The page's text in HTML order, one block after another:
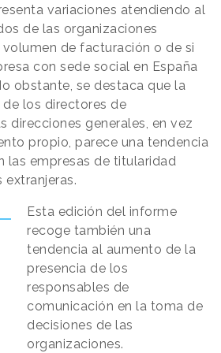
variaciones atendiendo al
de las organizaciones
volumen de facturación o de si
con sede social en España
obstante, se destaca que la
los directores de
direcciones generales, en vez
propio, parece una tendencia
las empresas de titularidad
extranjeras.
Esta edición del informe
recoge también una
tendencia al aumento de la
presencia de los
responsables de
comunicación en la toma de
decisiones de las
organizaciones.